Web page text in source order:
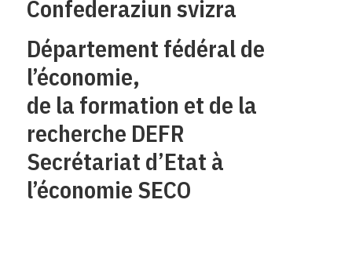
Confederaziun svizra
Département fédéral de
l’économie,
de la formation et de la
recherche DEFR
Secrétariat d’Etat à
l’économie SECO